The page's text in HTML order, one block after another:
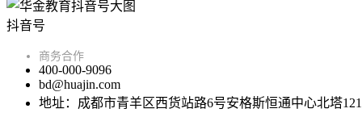
抖音号
商务合作
400-000-9096
bd@huajin.com
地址：成都市青羊区西货站路6号安格斯恒通中心北塔